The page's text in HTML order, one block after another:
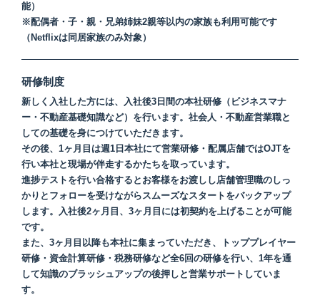
能）
※配偶者・子・親・兄弟姉妹2親等以内の家族も利用可能です
（Netflixは同居家族のみ対象）
研修制度
新しく入社した方には、入社後3日間の本社研修（ビジネスマナ
ー・不動産基礎知識など）を行います。社会人・不動産営業職と
しての基礎を身につけていただきます。
その後、1ヶ月目は週1日本社にて営業研修・配属店舗ではOJTを
行い本社と現場が伴走するかたちを取っています。
進捗テストを行い合格するとお客様をお渡しし店舗管理職のしっ
かりとフォローを受けながらスムーズなスタートをバックアップ
します。入社後2ヶ月目、3ヶ月目には初契約を上げることが可能
です。
また、3ヶ月目以降も本社に集まっていただき、トッププレイヤー
研修・資金計算研修・税務研修など全6回の研修を行い、1年を通
して知識のブラッシュアップの後押しと営業サポートしていま
す。